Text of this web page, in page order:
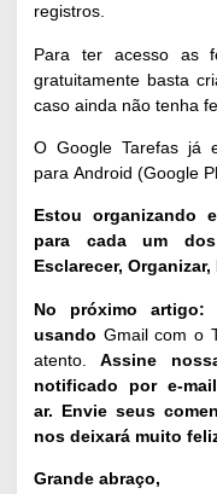
registros.
Para ter acesso as
gratuitamente basta
caso ainda não tenha
O Google Tarefas já
para Android (Google
Estou organizando
para cada um
Esclarecer,
No próximo artigo:
usando Gmail com o
atento.Assine
notificado por e-
ar. Envie seus
nos deixará muito
Grande abraço,